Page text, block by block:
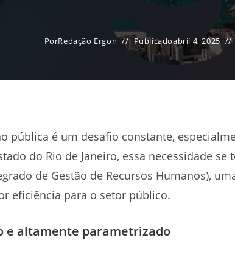
PorRedação Ergon Publicadoabril 4, 2025
pública é um desafio constante,
do Rio de Janeiro, essa necessidade
de Gestão de Recursos Humanos),
eficiência para o setor público.
e altamente parametrizado